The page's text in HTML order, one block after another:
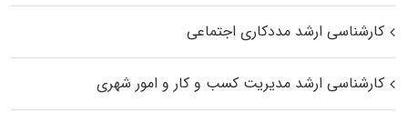
کارشناسی ارشد مددکاری اجتماعی
کارشناسی ارشد مدیریت کسب و کار و امور شهری